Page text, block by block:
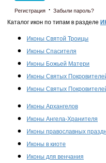
Регистрация · Забыли пароль?
Каталог икон по типам в разделе
Иконы Святой Троицы
Иконы Спасителя
Иконы Божьей Матери
Иконы Святых
Иконы Святых
Иконы Архангелов
Иконы Ангела-Хранителя
Иконы православных
Иконы в киоте
Иконы для венчания